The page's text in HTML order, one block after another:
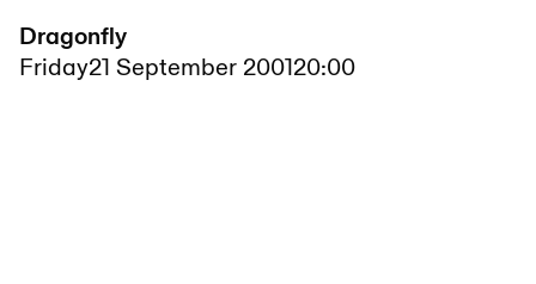
Dragonfly
Friday21 September 200120:00